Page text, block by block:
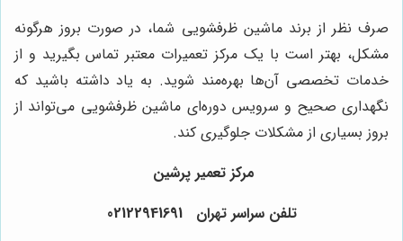
صرف نظر از برند ماشین ظرفشویی شما، در صورت بروز هرگونه
مشکل، بهتر است با یک مرکز تعمیرات معتبر تماس بگیرید و از
خدمات تخصصی آن‌ها بهره‌مند شوید. به یاد داشته باشید که
نگهداری صحیح و سرویس دوره‌ای ماشین ظرفشویی می‌تواند از
بروز بسیاری از مشکلات جلوگیری کند.
مرکز تعمیر پرشین
تلفن سراسر تهران 02122941691